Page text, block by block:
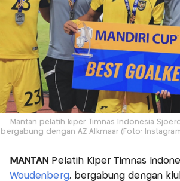
Mantan pelatih kiper Timnas Indonesia
bergabung dengan AZ Alkmaar (Foto:
MANTAN Pelatih Kiper Timnas
Woudenberg, bergabung dengan